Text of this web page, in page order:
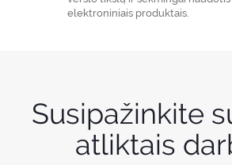
elektroniniais produktais.
Susipažinkite
atliktais